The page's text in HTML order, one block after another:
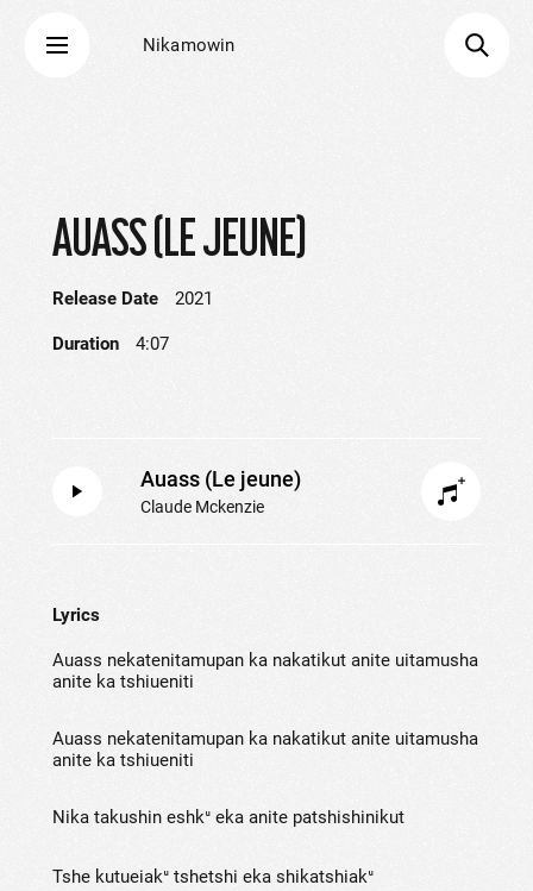
Nikamowin
AUASS (LE JEUNE)
Release Date 2021
Duration 4:07
Auass (Le jeune)
Claude Mckenzie
Lyrics
Auass nekatenitamupan ka nakatikut anite uitamusha
anite ka tshiueniti
Auass nekatenitamupan ka nakatikut anite uitamusha
anite ka tshiueniti
Nika takushin eshkᵘ eka anite patshishinikut
Tshe kutueiakᵘ tshetshi eka shikatshiakᵘ